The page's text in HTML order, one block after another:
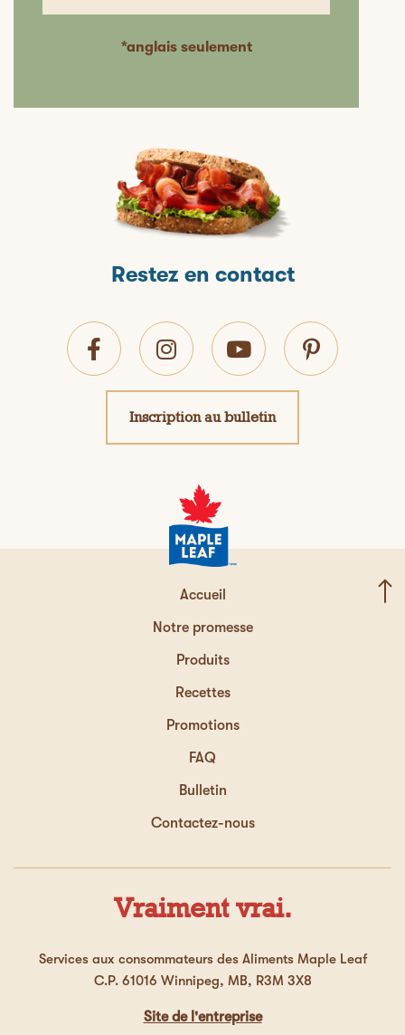
*anglais seulement
Restez en contact
Inscription au bulletin
Accueil
Notre promesse
Produits
Recettes
Promotions
FAQ
Bulletin
Contactez-nous
Services aux consommateurs des Aliments Maple Leaf
C.P. 61016 Winnipeg, MB, R3M 3X8
Vraiment vrai.
Site de l'entreprise